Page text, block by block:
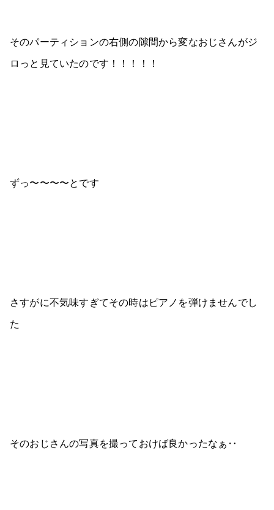
そのパーティションの右側の隙間から変なおじさんがジ
ロっと見ていたのです！！！！！
ずっ〜〜〜〜とです
さすがに不気味すぎてその時はピアノを弾けませんでし
た
そのおじさんの写真を撮っておけば良かったなぁ‥